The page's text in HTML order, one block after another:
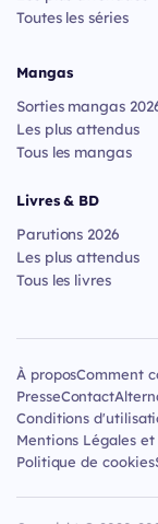
Toutes les séries
Mangas
Sorties mangas
Les plus attendus
Tous les mangas
Livres & BD
Parutions 2026
Les plus attendus
Tous les livres
À proposComment
PresseContact
Conditions
Mentions Légales
Politique de cookies